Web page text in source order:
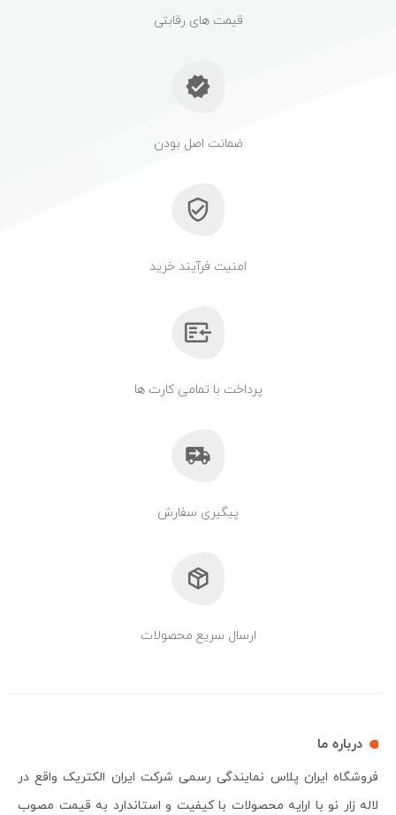
قیمت های رقابتی
ضمانت اصل بودن
امنیت فرآیند خرید
پرداخت با تمامی کارت ها
پیگیری سفارش
ارسال سریع محصولات
درباره ما
فروشگاه ایران پلاس نمایندگی رسمی شرکت ایران الکتریک واقع در
لاله زار نو با ارایه محصولات با کیفیت و استاندارد به قیمت مصوب